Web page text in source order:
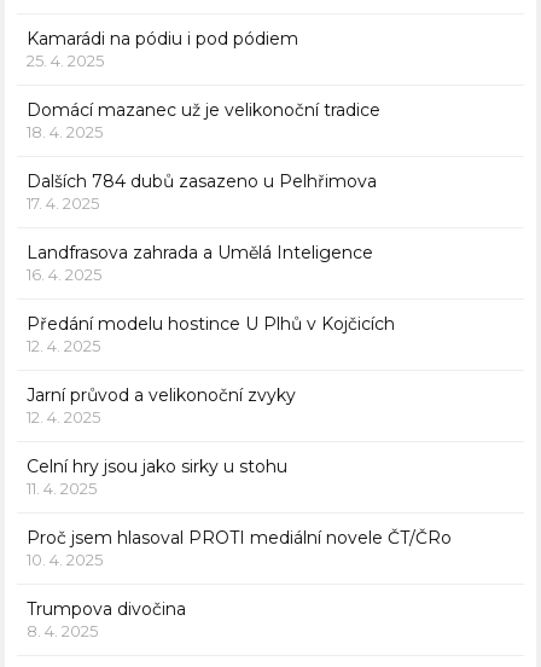
Kamarádi na pódiu i pod pódiem
25. 4. 2025
Domácí mazanec už je velikonoční tradice
18. 4. 2025
Dalších 784 dubů zasazeno u Pelhřimova
17. 4. 2025
Landfrasova zahrada a Umělá Inteligence
16. 4. 2025
Předání modelu hostince U Plhů v Kojčicích
12. 4. 2025
Jarní průvod a velikonoční zvyky
12. 4. 2025
Celní hry jsou jako sirky u stohu
11. 4. 2025
Proč jsem hlasoval PROTI mediální novele ČT/ČRo
10. 4. 2025
Trumpova divočina
8. 4. 2025